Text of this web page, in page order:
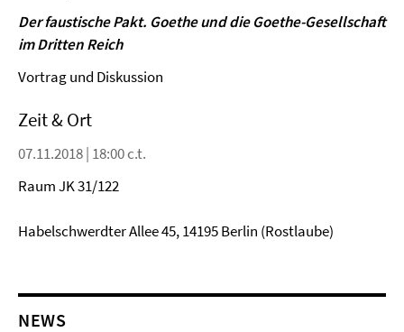
Der faustische Pakt. Goethe und die Goethe-Gesellschaft
im Dritten Reich
Vortrag und Diskussion
Zeit & Ort
07.11.2018 | 18:00 c.t.
Raum JK 31/122
Habelschwerdter Allee 45, 14195 Berlin (Rostlaube)
NEWS